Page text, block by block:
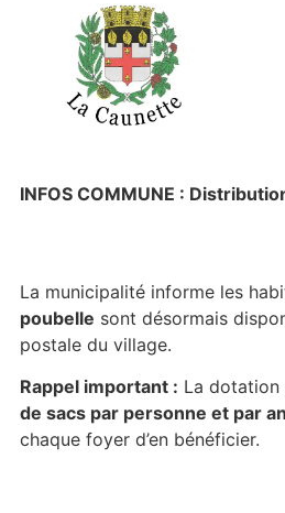
INFOS COMMUNE :
La municipalité informe les
poubelle sont désormais
postale du village.
Rappel important : La dotation
de sacs par personne et par an
chaque foyer d’en bénéficier.